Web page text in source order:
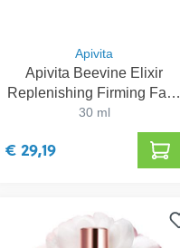
Apivita
Apivita Beevine Elixir
Replenishing Firming Face
Oil
30 ml
€ 29,19